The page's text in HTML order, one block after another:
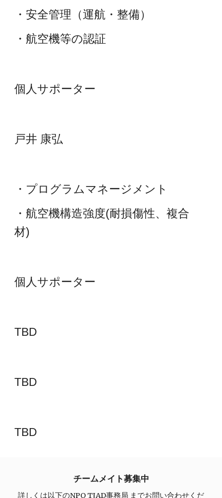
・安全管理（運航・整備）
・航空機等の認証
個人サポーター
戸井 康弘
・プログラムマネージメント
・航空機構造強度(耐損傷性、複合
材)
個人サポーター
TBD
TBD
TBD
チームメイト募集中
詳しくは以下のNPO TJAD事務局 までお問い合わせくだ